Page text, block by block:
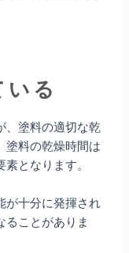
る
、塗料の適切な乾
塗料の乾燥時間は
となります。
が十分に発揮され
ることがありま